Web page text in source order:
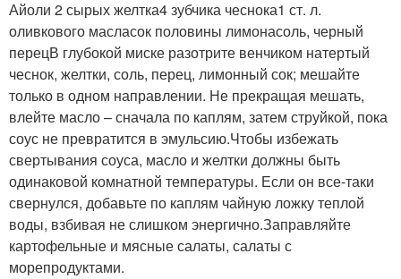
Айоли 2 сырых желтка4 зубчика чеснока1 ст. л.
оливкового масласок половины лимонасоль, черный
перецВ глубокой миске разотрите венчиком натертый
чеснок, желтки, соль, перец, лимонный сок; мешайте
только в одном направлении. Не прекращая мешать,
влейте масло – сначала по каплям, затем струйкой, пока
соус не превратится в эмульсию.Чтобы избежать
свертывания соуса, масло и желтки должны быть
одинаковой комнатной температуры. Если он все-таки
свернулся, добавьте по каплям чайную ложку теплой
воды, взбивая не слишком энергично.Заправляйте
картофельные и мясные салаты, салаты с
морепродуктами.